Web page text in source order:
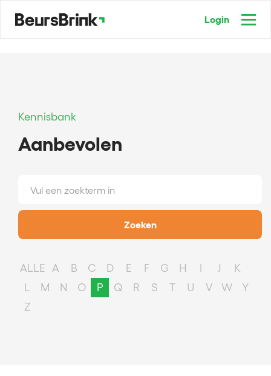
Login
Kennisbank
Aanbevolen
Zoeken
ALLE A B C D E F G H J
K
L
M N O P Q R S T U V W
Y
Z